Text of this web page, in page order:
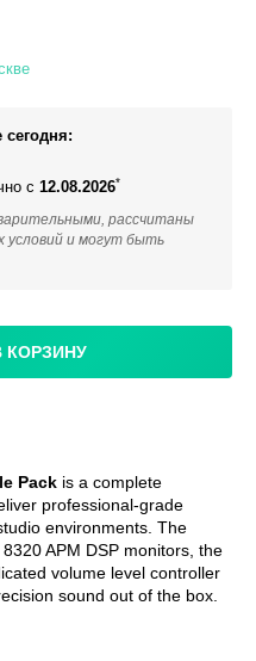
сегодня:
с 12.08.2026*
рассчитаны
условий и могут быть
КОРЗИНУ
Pack is a complete
professional-grade
environments. The
APM DSP monitors, the
volume level controller
sound out of the box.